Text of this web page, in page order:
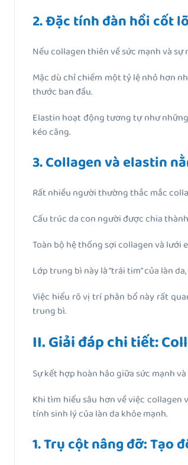
2. Đặc tính đàn hồi cốt
Nếu collagen thiên về sức mạnh và sự
Mặc dù chỉ chiếm một tỷ lệ nhỏ hơn
thước ban đầu.
Elastin hoạt động tương tự như
kéo căng.
3. Collagen và elastin
Rất nhiều người thường thắc mắc
Cấu trúc da con người được chia
Toàn bộ hệ thống sợi collagen và
Lớp trung bì này là “trái tim” của làn
Việc hiểu rõ vị trí phân bổ này rất
trung bì.
II. Giải đáp chi tiết:
Sự kết hợp hoàn hảo giữa sức mạnh
Khi tìm hiểu sâu hơn về việc
tính sinh lý của làn da khỏe mạnh.
1. Trụ cột nâng đỡ: Tạo